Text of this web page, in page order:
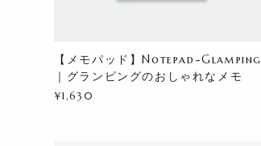
【メモパッド】Notepad-Glamping
｜グランピングのおしゃれなメモ
¥1,630